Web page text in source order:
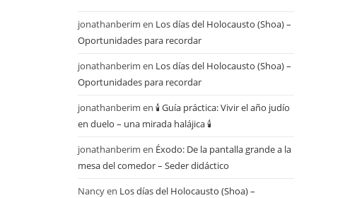
jonathanberim en Los días del Holocausto (Shoa) –
Oportunidades para recordar
jonathanberim en Los días del Holocausto (Shoa) –
Oportunidades para recordar
jonathanberim en 🕯️ Guía práctica: Vivir el año judío
en duelo – una mirada halájica 🕯️
jonathanberim en Éxodo: De la pantalla grande a la
mesa del comedor – Seder didáctico
Nancyen Los días del Holocausto (Shoa) –